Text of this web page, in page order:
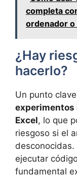
completa
ordenador o
¿Hay
hacerlo?
Un punto
experimentos
Excel, lo que
riesgoso si el
ejecutar
fundamental